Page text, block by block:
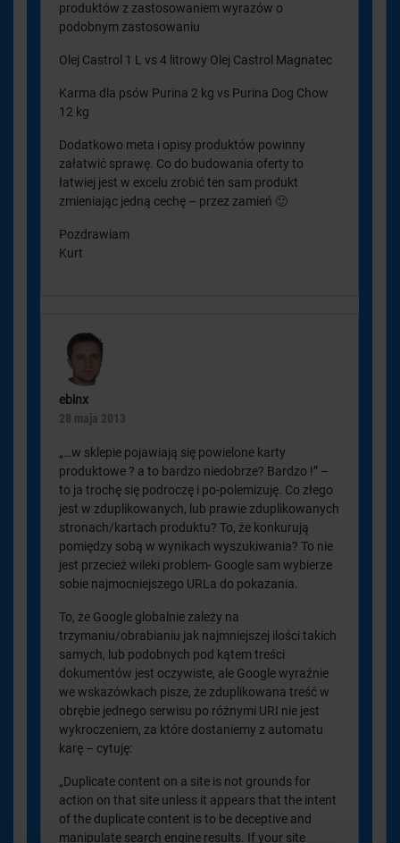
produktów z zastosowaniem wyrazów o
podobnym zastosowaniu
Olej Castrol 1 L vs 4 litrowy Olej Castrol Magnatec
Karma dla psów Purina 2 kg vs Purina Dog Chow
12 kg
Dodatkowo meta i opisy produktów powinny
załatwić sprawę. Co do budowania oferty to
łatwiej jest w excelu zrobić ten sam produkt
zmieniając jedną cechę – przez zamień 🙂
Pozdrawiam
Kurt
ebinx
28 maja 2013
„…w sklepie pojawiają się powielone karty
produktowe ? a to bardzo niedobrze? Bardzo !” –
to ja trochę się podroczę i po-polemizuję. Co złego
jest w zduplikowanych, lub prawie zduplikowanych
stronach/kartach produktu? To, że konkurują
pomiędzy sobą w wynikach wyszukiwania? To nie
jest przecież wileki problem- Google sam wybierze
sobie najmocniejszego URLa do pokazania.
To, że Google globalnie zależy na
trzymaniu/obrabianiu jak najmniejszej ilości takich
samych, lub podobnych pod kątem treści
dokumentów jest oczywiste, ale Google wyraźnie
we wskazówkach pisze, że zduplikowana treść w
obrębie jednego serwisu po różnymi URI nie jest
wykroczeniem, za które dostaniemy z automatu
karę – cytuję:
„Duplicate content on a site is not grounds for
action on that site unless it appears that the intent
of the duplicate content is to be deceptive and
manipulate search engine results. If your site